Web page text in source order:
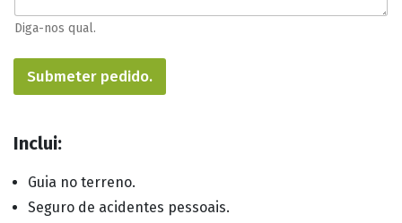
Diga-nos qual.
Submeter pedido.
Inclui:
Guia no terreno.
Seguro de acidentes pessoais.